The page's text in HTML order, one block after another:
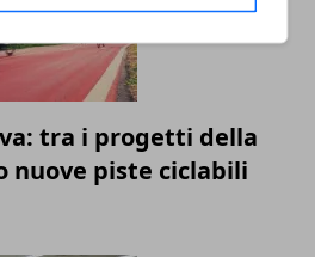
tra i progetti della
nuove piste ciclabili